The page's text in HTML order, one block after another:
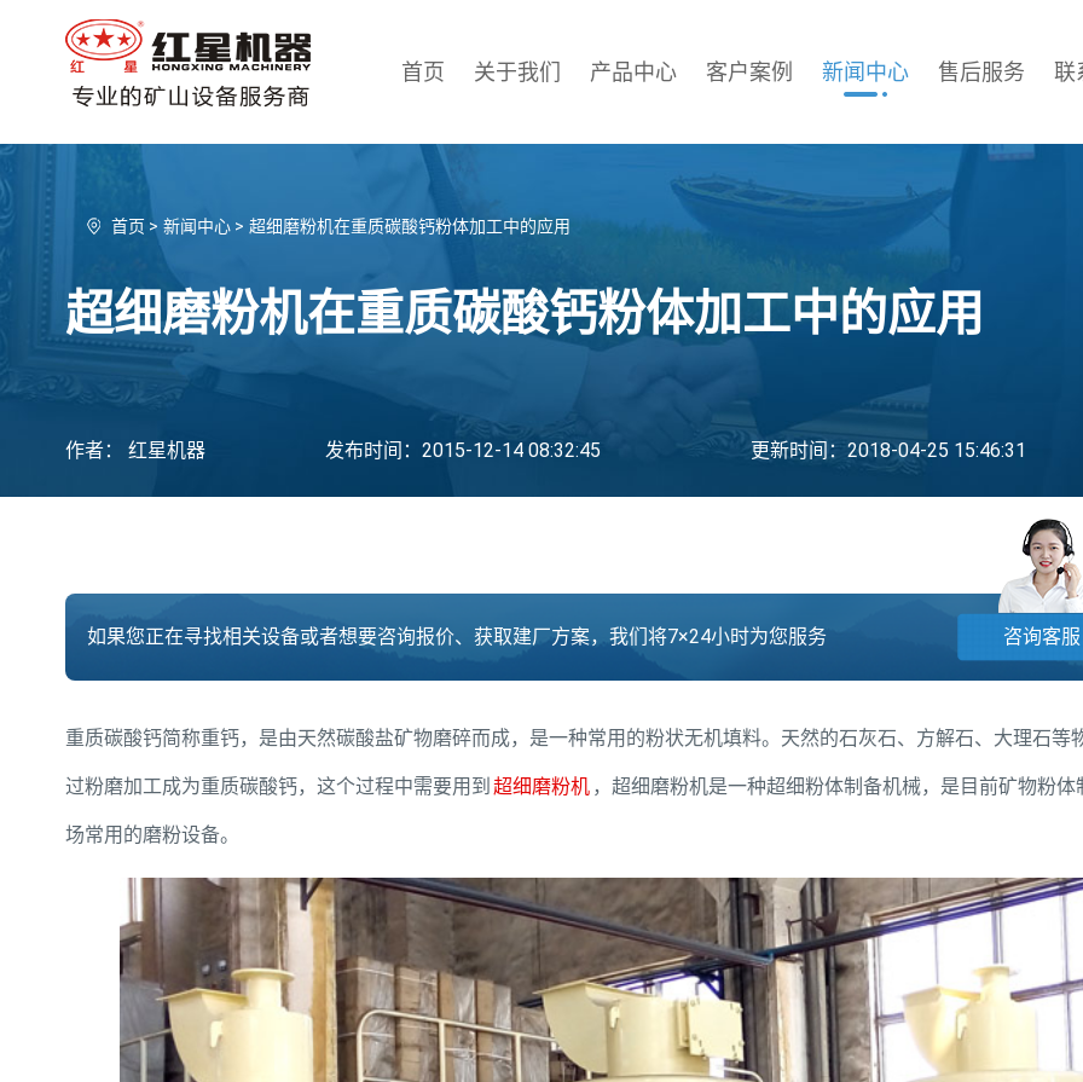
首页 关于我们 产品中心 客户案例 新闻中心 售后服务 联
首页> 新闻中心 > 超细磨粉机在重质碳酸钙粉体加工中的应用
超细磨粉机在重质碳酸钙粉体加工中的应用
作者： 红星机器 发布时间：2015-12-14 08:32:45 更新时间：2018-04-25 15:46:31
如果您正在寻找相关设备或者想要咨询报价、获取建厂方案，我们将7×24小时为您服务 咨询客服
重质碳酸钙简称重钙，是由天然碳酸盐矿物磨碎而成，是一种常用的粉状无机填料。天然的石灰石、方解石、大理石等
过粉磨加工成为重质碳酸钙，这个过程中需要用到 超细磨粉机 ，超细磨粉机是一种超细粉体制备机械，是目前矿物粉体
场常用的磨粉设备。